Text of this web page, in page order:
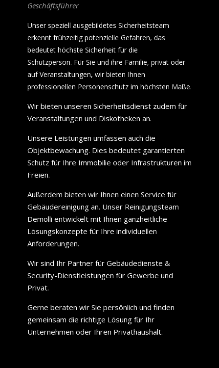
Geschäftsführer
Unser speziell ausgebildetes Sicherheitsteam
erkennt frühzeitig potenzielle Gefahren, das
bedeutet höchste Sicherheit für die
Schutzperson. Für Sie und ihre Familie, privat oder
auf Veranstaltungen, wir bieten Ihnen
professionellen Personenschutz im höchsten Maße.
Wir bieten unseren Sicherheitsdienst zudem für
Veranstaltungen und Diskotheken an.
Unsere Leistungen umfassen auch die
Objektbewachung. Dies bedeutet garantierten
Schutz für Ihre Immobilie oder Infrastrukturen im
Freien.
Außerdem bieten wir Ihnen einen Service für
Gebäudereinigung an. Unser Reinigungsteam
Demolli entwickelt mit Ihnen ganzheitliche
Lösungskonzepte für Ihre individuellen
Anforderungen.
Wir sind Ihr Partner für Gebäudedienste &
Security-Dienstleistungen für Gewerbe und
Privat.
Gerne beraten wir Sie persönlich und finden
gemeinsam die richtige Lösung für Ihr
Unternehmen oder Ihren Privathaushalt.